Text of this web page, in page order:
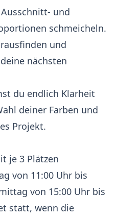
und
schmeicheln.
und
nächsten
du endlich Klarheit
deiner Farben und
Projekt.
je 3 Plätzen
von 11:00 Uhr bis
von 15:00 Uhr bis
statt, wenn die